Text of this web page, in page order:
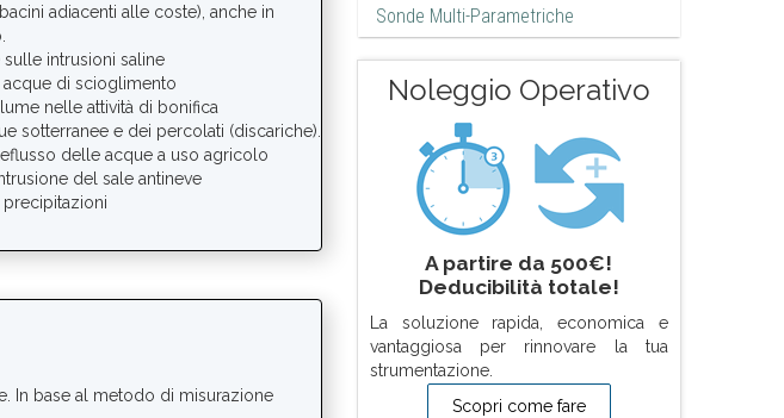
adiacenti alle coste), anche in
sulle intrusioni saline
di scioglimento
nelle attività di bonifica
sotterranee e dei percolati (discariche).
delle acque a uso agricolo
del sale antineve
In base al metodo di misurazione
Sonde Multi-Parametriche
Noleggio Operativo
A partire da 500€!
Deducibilità totale!
La soluzione rapida, economica e
vantaggiosa per rinnovare la tua
strumentazione.
Scopri come fare